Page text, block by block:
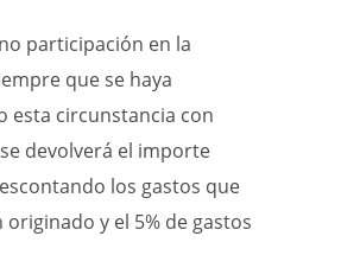
participación en la
que se haya
esta circunstancia con
devolverá el importe
los gastos que
y el 5% de gastos